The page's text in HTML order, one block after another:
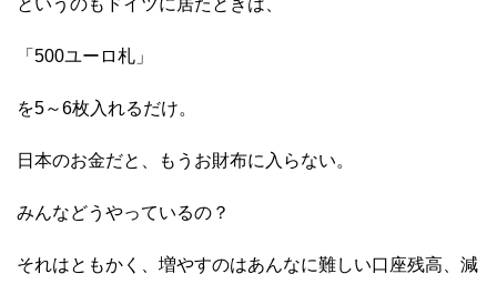
というのもドイツに居たときは、
「500ユーロ札」
を5～6枚入れるだけ。
日本のお金だと、もうお財布に入らない。
みんなどうやっているの？
それはともかく、増やすのはあんなに難しい口座残高、減